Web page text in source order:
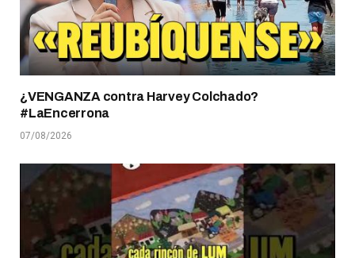
¿VENGANZA contra Harvey Colchado?
#LaEncerrona
07/08/2026